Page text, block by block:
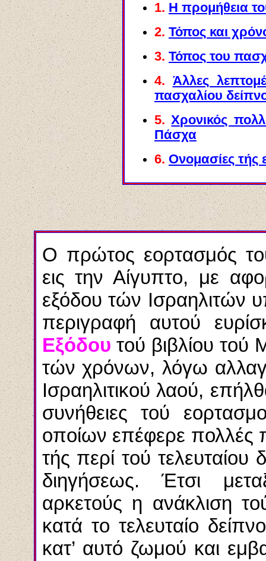
1. Η προμήθεια
2. Τόπος και
3. Τόπος του
4. Άλλες
πασχαλίου
5.Χρονικός
Πάσχα
6. Ονομασίες τής
Ο πρώτος εορτασμός
εις την Αίγυπτο, με
εξόδου τών Ισραηλιτών
περιγραφή αυτού
Εξόδουτού βιβλίου
τών χρόνων, λόγω
Ισραηλιτικού λαού, επήλθ
συνήθειες τού
οποίων επέφερε πολλές
τής περί τού τελευταίου
διηγήσεως. Έτσι
αρκετούς η ανάκλιση
κατά το τελευταίο
κατ’ αυτό ζωμού και